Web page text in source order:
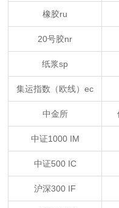
橡胶ru
20号胶nr
纸浆sp
集运指数（欧线）ec
中金所
中证1000 IM
中证500 IC
沪深300 IF